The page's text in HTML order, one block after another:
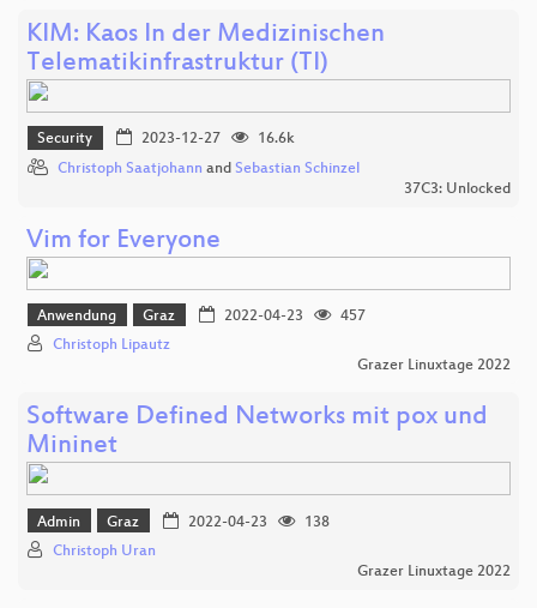
KIM: Kaos In der Medizinischen
Telematikinfrastruktur (TI)
Security 2023-12-27
16.6k
Christoph Saatjohann and Sebastian Schinzel
37C3: Unlocked
Vim for Everyone
Anwendung Graz 2022-04-23
457
Christoph Lipautz
Grazer Linuxtage 2022
Software Defined Networks mit pox und
Mininet
Admin Graz 2022-04-23
138
Christoph Uran
Grazer Linuxtage 2022